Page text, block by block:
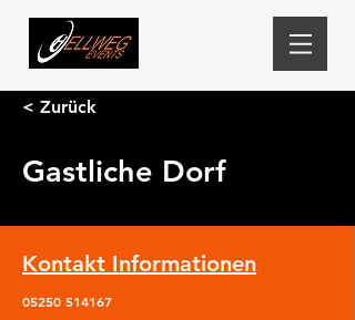
< Zurück
Gastliche Dorf
Kontakt Informationen
05250 514167